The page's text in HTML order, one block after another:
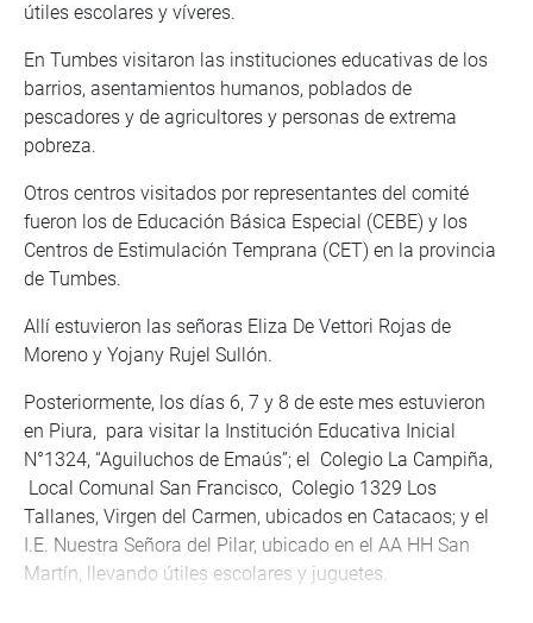
útiles escolares y víveres.
En Tumbes visitaron las instituciones educativas de los
barrios, asentamientos humanos, poblados de
pescadores y de agricultores y personas de extrema
pobreza.
Otros centros visitados por representantes del comité
fueron los de Educación Básica Especial (CEBE) y los
Centros de Estimulación Temprana (CET) en la provincia
de Tumbes.
Allí estuvieron las señoras Eliza De Vettori Rojas de
Moreno y Yojany Rujel Sullón.
Posteriormente, los días 6, 7 y 8 de este mes estuvieron
en Piura, para visitar la Institución Educativa Inicial
N°1324, “Aguiluchos de Emaús”; el Colegio La Campiña,
Local Comunal San Francisco, Colegio 1329 Los
Tallanes, Virgen del Carmen, ubicados en Catacaos; y el
I.E. Nuestra Señora del Pilar, ubicado en el AA HH San
Martín, llevando útiles escolares y juguetes.